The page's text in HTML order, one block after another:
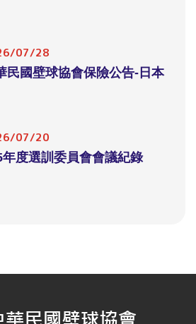
07/28
民國壁球協會保險公告-日本
07/20
年度選訓委員會會議紀錄